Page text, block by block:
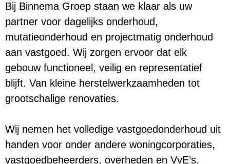
Bij Binnema Groep staan we klaar als uw
partner voor dagelijks onderhoud,
mutatieonderhoud en projectmatig onderhoud
aan vastgoed. Wij zorgen ervoor dat elk
gebouw functioneel, veilig en representatief
blijft. Van kleine herstelwerkzaamheden tot
grootschalige renovaties.
Wij nemen het volledige vastgoedonderhoud uit
handen voor onder andere woningcorporaties,
vastgoedbeheerders, overheden en VvE’s.